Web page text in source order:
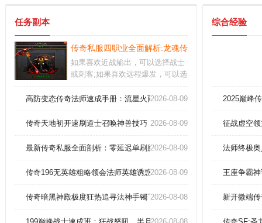
任务副本
传奇私服四职业全面解析:龙魂传奇客户端速成法师
如果喜欢近战输出，可以选择战士
或刺客;如果喜欢远程爆发，可以选
战获得胜利，从活动奖励中，也可
决随时都会发生的，所有的玩家都
量一番。
高防变态传奇法师速成手册：流星火雨秒杀祖玛教主全解析！
2026-08-09
传奇天地初开速刷道士召唤神兽技巧！2026-08-09
最新传奇私服全面剖析：零延迟单刷魔龙教主的无敌攻略！
2026-08-09
传奇196无英雄粗略领会法师英雄诱惑之光2026-08-09
传奇暗黑神殿极度狂热追寻法神手镯下落？2026-08-08
综合经验
2025巅峰
征战虚空
法师终极
王座争霸
新开微端